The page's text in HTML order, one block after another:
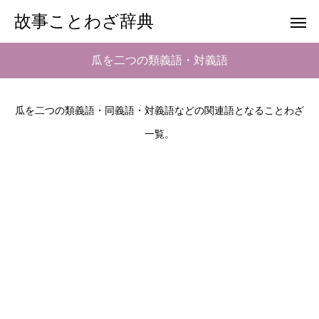
故事ことわざ辞典
瓜を二つの類義語・対義語
瓜を二つの類義語・同義語・対義語などの関連語となることわざ
一覧。